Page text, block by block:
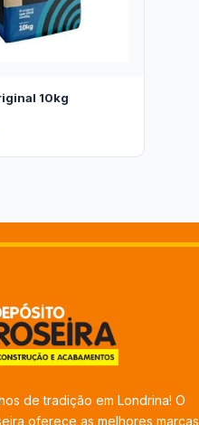
10kg
de tradição em Londrina! O
oferece as melhores marcas